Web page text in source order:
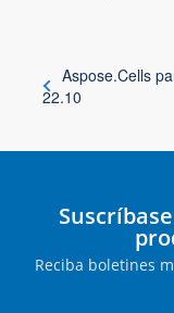
Aspose.Cells
22.10
Reciba boletines